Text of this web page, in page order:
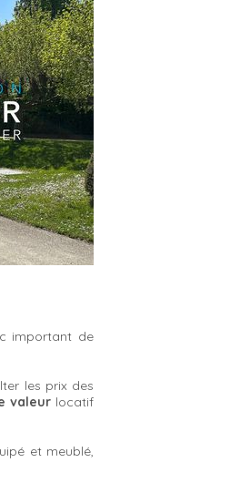
important de
les prix des
valeurlocatif
et meublé,